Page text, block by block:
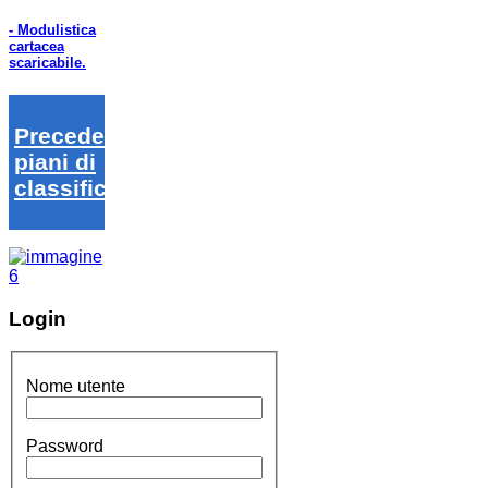
- Modulistica
cartacea
scaricabile.
Precedenti
piani di
classifica
Login
Nome utente
Password